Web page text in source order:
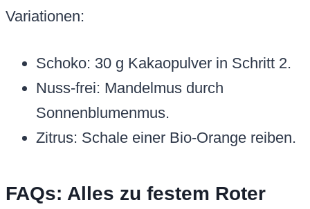
Variationen:
Schoko: 30 g Kakaopulver in Schritt 2.
Nuss-frei: Mandelmus durch
Sonnenblumenmus.
Zitrus: Schale einer Bio-Orange reiben.
FAQs: Alles zu festem Roter